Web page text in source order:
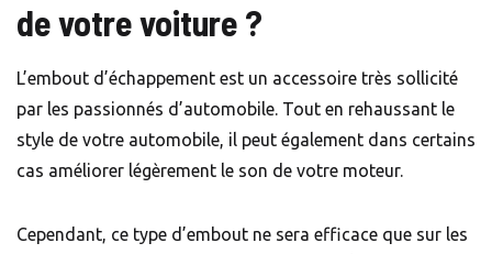
de votre voiture ?
L’embout d’échappement est un accessoire très sollicité
par les passionnés d’automobile. Tout en rehaussant le
style de votre automobile, il peut également dans certains
cas améliorer légèrement le son de votre moteur.
Cependant, ce type d’embout ne sera efficace que sur les